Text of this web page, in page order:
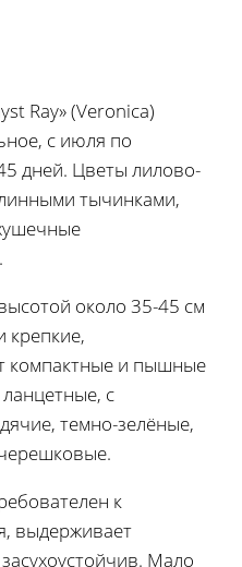
Ray» (Veronica)
с июля по
дней. Цветы лилово-
тычинками,
около 35-45 см
крепкие,
компактные и пышные
с
темно-зелёные,
к
выдерживает
Мало